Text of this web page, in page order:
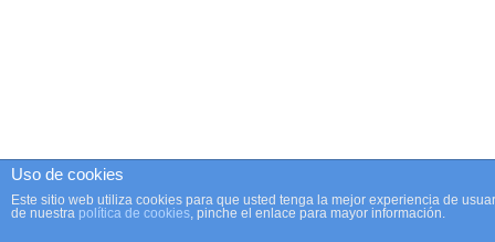
Uso de cookies
Este sitio web utiliza cookies para que usted tenga la mejor experiencia de
de nuestra política de cookies, pinche el enlace para mayor información.